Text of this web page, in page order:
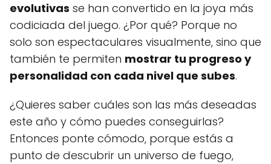
evolutivas se han convertido en la joya más
codiciada del juego. ¿Por qué? Porque no
solo son espectaculares visualmente, sino que
también te permiten mostrar tu progreso y
personalidad con cada nivel que subes.
¿Quieres saber cuáles son las más deseadas
este año y cómo puedes conseguirlas?
Entonces ponte cómodo, porque estás a
punto de descubrir un universo de fuego,